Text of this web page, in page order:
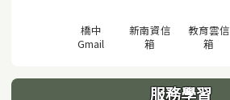
橋中
Gmail (另開視窗)
新南資信
箱
教育雲信
箱
服務學習